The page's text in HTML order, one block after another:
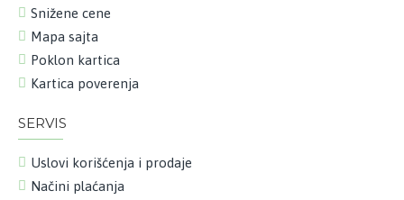
Snižene cene
Mapa sajta
Poklon kartica
Kartica poverenja
SERVIS
Uslovi korišćenja i prodaje
Načini plaćanja